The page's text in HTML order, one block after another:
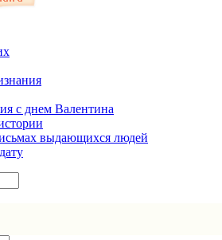
с днем Валентина
выдающихся людей